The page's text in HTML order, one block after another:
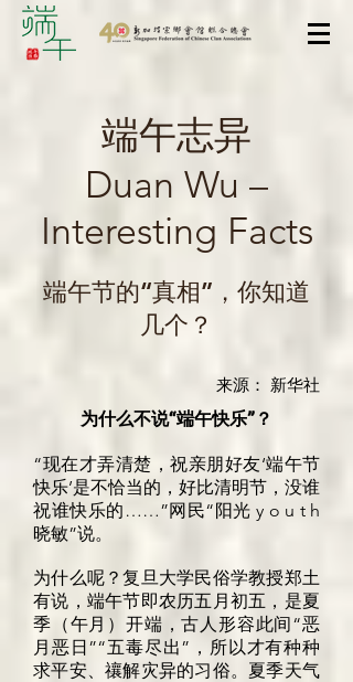
端午志异
Duan Wu –
Interesting Facts
端午节的“真相”，你知道
几个？
来源： 新华社
为什么不说“端午快乐”？
“现在才弄清楚，祝亲朋好友‘端午节
快乐’是不恰当的，好比清明节，没谁
祝谁快乐的……”网民“阳光 y o u t h
晓敏”说。
为什么呢？复旦大学民俗学教授郑土
有说，端午节即农历五月初五，是夏
季（午月）开端，古人形容此间“恶
月恶日”“五毒尽出”，所以才有种种
求平安、禳解灾异的习俗。夏季天气